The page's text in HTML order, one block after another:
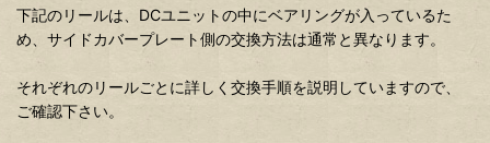
下記のリールは、DCユニットの中にベアリングが入っているた
め、サイドカバープレート側の交換方法は通常と異なります。
それぞれのリールごとに詳しく交換手順を説明していますので、
ご確認下さい。